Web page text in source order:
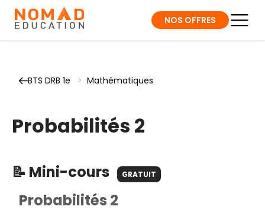
NOS OFFRES
BTS DRB 1e > Mathématiques
Probabilités 2
📝 Mini-cours GRATUIT
Probabilités 2